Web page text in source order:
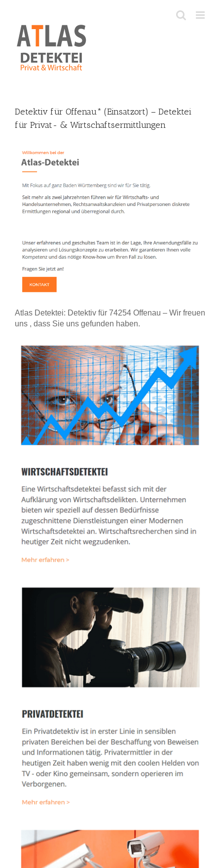
content
Detektiv für Offenau* (Einsatzort) – Detektei
für Privat- & Wirtschaftsermittlungen
Atlas Detektei: Detektiv für 74254 Offenau – Wir freuen
uns , dass Sie uns gefunden haben.